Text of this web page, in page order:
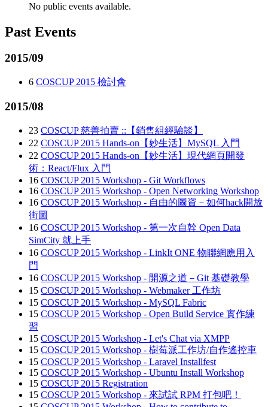
No public events available.
Past Events
2015/09
6 COSCUP 2015 檢討會
2015/08
23 COSCUP 慈善拍賣 ::【銷售組經驗談】
22 COSCUP 2015 Hands-on【妙生活】MySQL 入門
22 COSCUP 2015 Hands-on【妙生活】現代網頁開發
術：React/Flux 入門
16 COSCUP 2015 Workshop - Git Workflows
16 COSCUP 2015 Workshop - Open Networking Workshop
16 COSCUP 2015 Workshop - 自由的圖資－如何hack開放
街圖
16 COSCUP 2015 Workshop - 第一次自幹 Open Data
SimCity 就上手
16 COSCUP 2015 Workshop - LinkIt ONE 物聯網應用入
門
16 COSCUP 2015 Workshop - 開源之道－Git 基礎教學
15 COSCUP 2015 Workshop - Webmaker 工作坊
15 COSCUP 2015 Workshop - MySQL Fabric
15 COSCUP 2015 Workshop - Open Build Service 實作練
習
15 COSCUP 2015 Workshop - Let's Chat via XMPP
15 COSCUP 2015 Workshop - 樹莓派工作坊/自作遙控車
15 COSCUP 2015 Workshop - Laravel Installfest
15 COSCUP 2015 Workshop - Ubuntu Install Workshop
15 COSCUP 2015 Registration
15 COSCUP 2015 Workshop - 來試試 RPM 打包吧！